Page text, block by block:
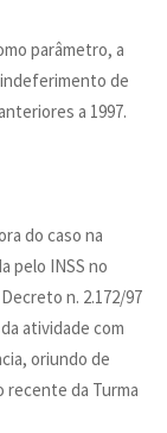
parâmetro, a
de
a 1997.
do caso na
pelo INSS no
n. 2.172/97
atividade com
oriundo de
da Turma